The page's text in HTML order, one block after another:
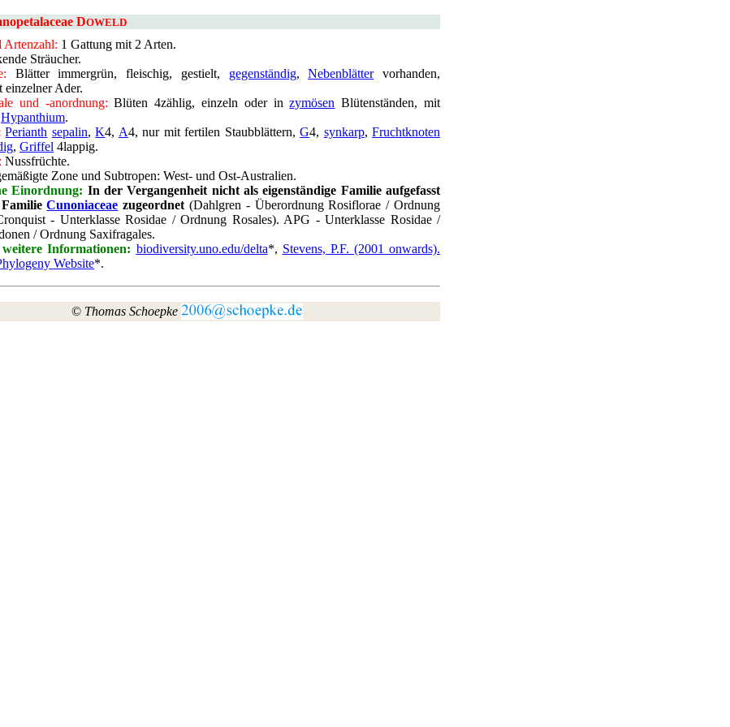
DOWELD
Artenzahl: 1 Gattung mit 2 Arten.
Sträucher.
Blätter immergrün, fleischig, gestielt, gegenständig,Nebenblättervorhanden,
einzelner Ader.
und -anordnung: Blüten 4zählig, einzeln oder inzymösen Blütenständen, mit
Hypanthium.
Perianth sepalin,K4, A4, nur mit fertilen Staubblättern,G4, synkarp,Fruchtknoten
, Griffel 4lappig.
Nussfrüchte.
Zone und Subtropen: West- und Ost-Australien.
Einordnung: In der Vergangenheit nicht als eigenständige Familie aufgefasst
FamilieCunoniaceae zugeordnet (Dahlgren - Überordnung Rosiflorae / Ordnung
- Unterklasse Rosidae / Ordnung Rosales). APG - Unterklasse Rosidae /
/ Ordnung Saxifragales.
Informationen: biodiversity.uno.edu/delta*, Stevens, P.F. (2001 onwards).
Website*.
© Thomas Schoepke